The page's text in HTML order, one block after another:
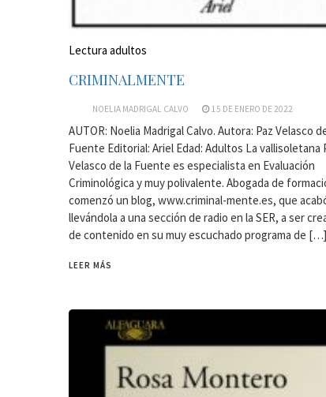
Lectura adultos
CRIMINALMENTE
NOELIA MADRIGAL CALVO 15 DE ENERO DE 2022
AUTOR: Noelia Madrigal Calvo. Autora: Paz Velasco
Fuente Editorial: Ariel Edad: Adultos La vallisoletana
Velasco de la Fuente es especialista en Evaluación
Criminológica y muy polivalente. Abogada de
comenzó un blog, www.criminal-mente.es, que
llevándola a una sección de radio en la SER, a ser
de contenido en su muy escuchado programa de […]
LEER MÁS